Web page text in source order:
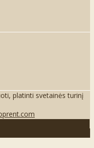
platinti svetainės turinį